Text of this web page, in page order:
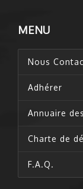
MENU
Nous
Adhérer
Annuaire
Charte de
F.A.Q.